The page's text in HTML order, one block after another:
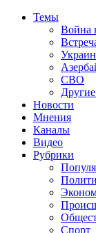
Темы
Война
СВО
Новости
Мнения
Каналы
Видео
Рубрики
Спорт